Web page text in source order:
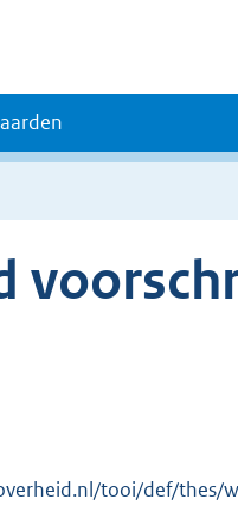
tooi/def/thes/